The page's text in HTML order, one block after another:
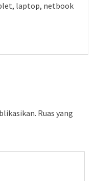
laptop, netbook
Ruas yang